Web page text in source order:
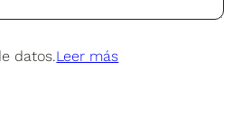
datos.Leer más